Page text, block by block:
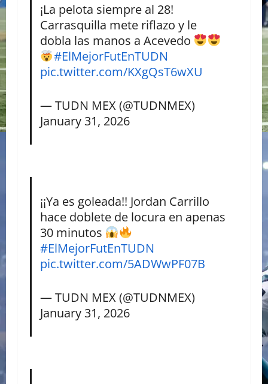
¡La pelota siempre al 28!
Carrasquilla mete riflazo y le
dobla las manos a Acevedo
#ElMejorFutEnTUDN
pic.twitter.com/KXgQsT6wXU
— TUDN MEX (@TUDNMEX)
January 31, 2026
¡¡Ya es goleada!! Jordan Carrillo
hace doblete de locura en apenas
30 minutos
#ElMejorFutEnTUDN
pic.twitter.com/5ADWwPF07B
— TUDN MEX (@TUDNMEX)
January 31, 2026